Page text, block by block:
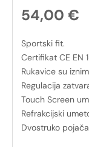
54,00 €
Sportski fit.
Certifikat CE EN
Rukavice su
Regulacija
Touch Screen
Refrakcijski
Dvostruko